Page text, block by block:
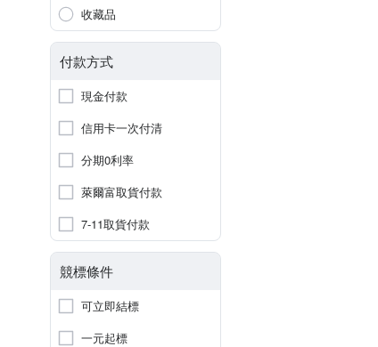
收藏品
付款方式
現金付款
信用卡一次付清
分期0利率
萊爾富取貨付款
7-11取貨付款
競標條件
可立即結標
一元起標